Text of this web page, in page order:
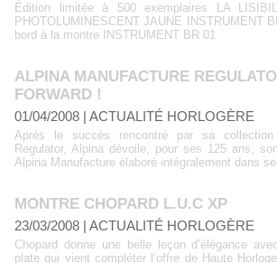
Édition limitée à 500 exemplaires LA
PHOTOLUMINESCENT JAUNE INSTRUMENT
bord à la montre INSTRUMENT BR 01
ALPINA MANUFACTURE
FORWARD !
01/04/2008 | ACTUALITÉ HORLOGÈRE
Après le succès rencontré par sa collection
Regulator, Alpina dévoile, pour ses 125 ans,
Alpina Manufacture élaboré intégralement dans
MONTRE CHOPARD L.U.C XP
23/03/2008 | ACTUALITÉ HORLOGÈRE
Chopard donne une belle leçon d’élégance
plate qui vient compléter l’offre de Haute